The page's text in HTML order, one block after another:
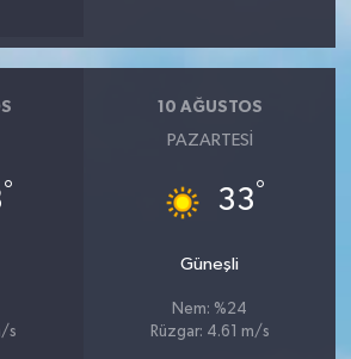
°
s
10 AĞUSTOS
PAZARTESI
33°
Güneşli
Nem: %24
Rüzgar: 4.61 m/s